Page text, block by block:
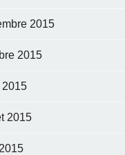
2015
2015
2015
2015